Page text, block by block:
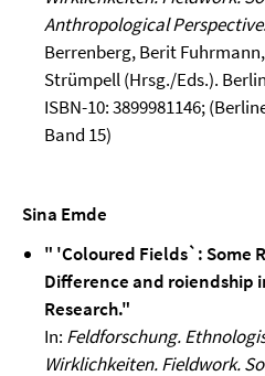
Anthropological
Berrenberg, Berit
Strümpell (Hrsg./Eds.).
ISBN-10: 3899981146;
Band 15)
Sina Emde
" 'Coloured Fields`: Some
Difference and roiendship
Research."
In: Feldforschung.
Wirklichkeiten. Fieldwork.